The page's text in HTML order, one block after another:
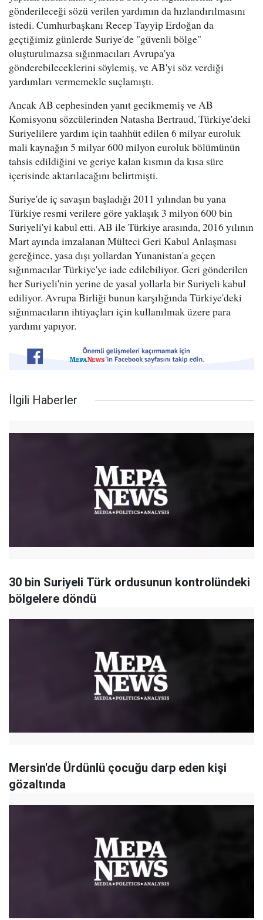
gönderileceği sözü verilen yardımın da hızlandırılmasını
istedi. Cumhurbaşkanı Recep Tayyip Erdoğan da
geçtiğimiz günlerde Suriye'de "güvenli bölge"
oluşturulmazsa sığınmacıları Avrupa'ya
gönderebileceklerini söylemiş, ve AB'yi söz verdiği
yardımları vermemekle suçlamıştı.
Ancak AB cephesinden yanıt gecikmemiş ve AB
Komisyonu sözcülerinden Natasha Bertraud, Türkiye'deki
Suriyelilere yardım için taahhüt edilen 6 milyar euroluk
mali kaynağın 5 milyar 600 milyon euroluk bölümünün
tahsis edildiğini ve geriye kalan kısmın da kısa süre
içerisinde aktarılacağını belirtmişti.
Suriye'de iç savaşın başladığı 2011 yılından bu yana
Türkiye resmi verilere göre yaklaşık 3 milyon 600 bin
Suriyeli'yi kabul etti. AB ile Türkiye arasında, 2016 yılının
Mart ayında imzalanan Mülteci Geri Kabul Anlaşması
gereğince, yasa dışı yollardan Yunanistan'a geçen
sığınmacılar Türkiye'ye iade edilebiliyor. Geri gönderilen
her Suriyeli'nin yerine de yasal yollarla bir Suriyeli kabul
ediliyor. Avrupa Birliği bunun karşılığında Türkiye'deki
sığınmacıların ihtiyaçları için kullanılmak üzere para
yardımı yapıyor.
İlgili Haberler
30 bin Suriyeli Türk ordusunun kontrolündeki
bölgelere döndü
Mersin'de Ürdünlü çocuğu darp eden kişi
gözaltında